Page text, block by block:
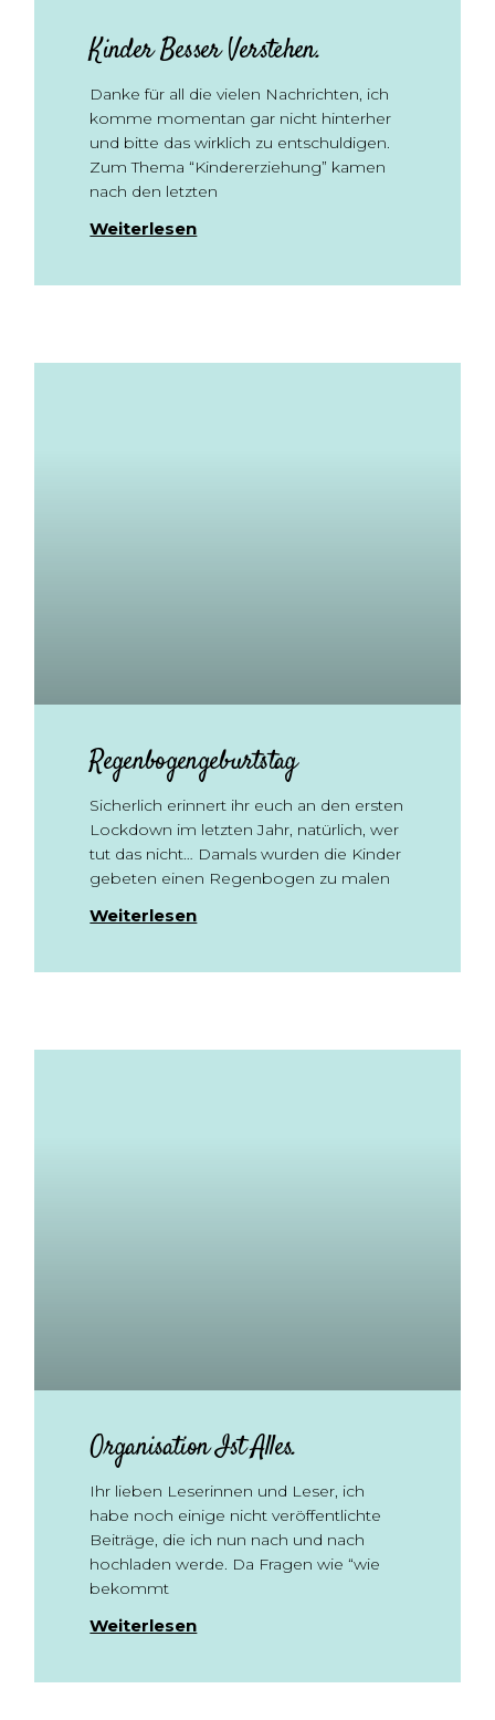
Kinder Besser Verstehen.
Danke für all die vielen Nachrichten, ich
komme momentan gar nicht hinterher
und bitte das wirklich zu entschuldigen.
Zum Thema “Kindererziehung” kamen
nach den letzten
Weiterlesen
Regenbogengeburtstag
Sicherlich erinnert ihr euch an den ersten
Lockdown im letzten Jahr, natürlich, wer
tut das nicht… Damals wurden die Kinder
gebeten einen Regenbogen zu malen
Weiterlesen
Organisation Ist Alles.
Ihr lieben Leserinnen und Leser, ich
habe noch einige nicht veröffentlichte
Beiträge, die ich nun nach und nach
hochladen werde. Da Fragen wie “wie
bekommt
Weiterlesen